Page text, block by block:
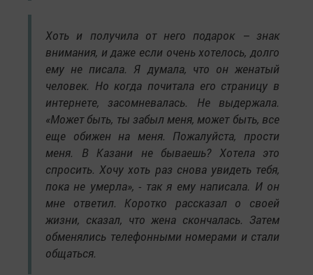
Хоть и получила от него подарок – знак
внимания, и даже если очень хотелось, долго
ему не писала. Я думала, что он женатый
человек. Но когда почитала его страницу в
интернете, засомневалась. Не выдержала.
«Может быть, ты забыл меня, может быть, все
еще обижен на меня. Пожалуйста, прости
меня. В Казани не бываешь? Хотела это
спросить. Хочу хоть раз снова увидеть тебя,
пока не умерла», - так я ему написала. И он
мне ответил. Коротко рассказал о своей
жизни, сказал, что жена скончалась. Затем
обменялись телефонными номерами и стали
общаться.